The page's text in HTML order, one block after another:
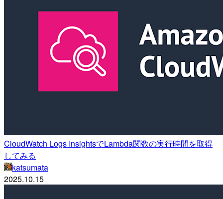
CloudWatch Logs InsightsでLambda関数の実行時間を取得
してみる
katsumata
2025.10.15